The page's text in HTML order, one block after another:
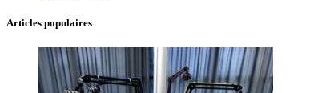
Articles populaires